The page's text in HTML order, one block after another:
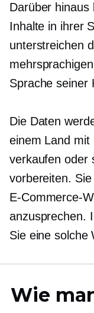
Darüber hinaus
Inhalte in ihrer
unterstreichen
Sprache seiner
Die Daten
einem Land mit
verkaufen oder
vorbereiten.
E-Commerce-
anzusprechen.
Sie eine solche
Wie